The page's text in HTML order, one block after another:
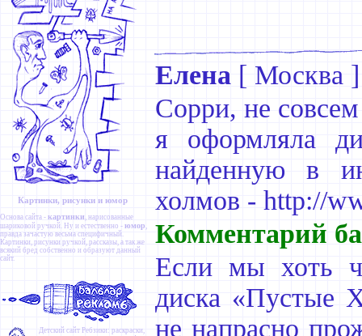
Картинки, рисунки и юмор
Основа сайта - картинки , нарисованные
шариковой ручкой. Ну и естественно - юмор ,
правда зачастую весьма специфичный.
Картинки, рисунки ручкой, рассказы, а так же
всякий бред собственно и образуют данный
сайт.
Детский сайт Ребзики: раскраски,
Елена [ Москва ]
Сорри, не
я оформляла
найденную в
холмов - http://
Комментарий
Если мы хоть
диска «Пустые
не напрасно